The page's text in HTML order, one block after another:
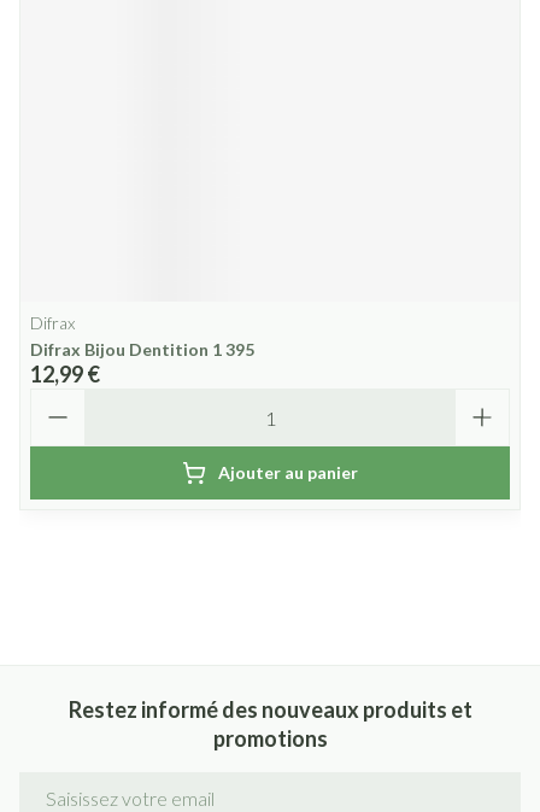
Difrax
Difrax Bijou Dentition 1 395
12,99 €
Ajouter au panier
Restez informé des nouveaux produits et
promotions